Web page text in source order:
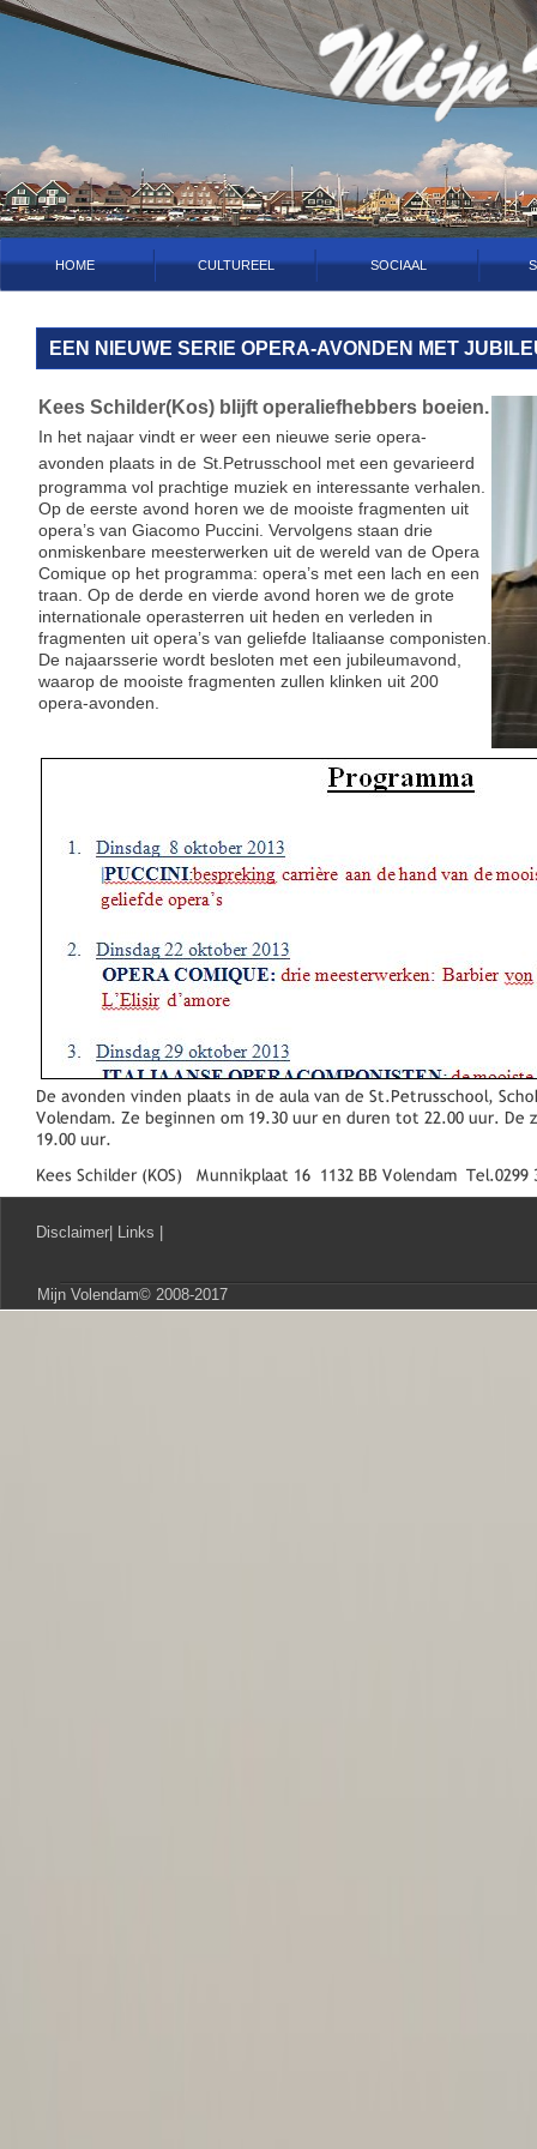
Disclaimer Links
Mijn Volendam© 2008-2017
HOME CULTUREEL SOCIAAL
HOME CULTUREEL SOCIAAL
EEN NIEUWE SERIE OPERA-AVONDEN MET
Kees Schilder(Kos) blijft operaliefhebbers boeien.
In het najaar vindt er weer een nieuwe serie opera-
avonden plaats in de St.Petrusschool met een gevarieerd
programma vol prachtige muziek en interessante verhalen.
Op de eerste avond horen we de mooiste fragmenten uit
opera’s van Giacomo Puccini. Vervolgens staan drie
onmiskenbare meesterwerken uit de wereld van de Opera
Comique op het programma: opera’s met een lach en een
traan. Op de derde en vierde avond horen we de grote
internationale operasterren uit heden en verleden in
fragmenten uit opera’s van geliefde Italiaanse componisten.
De najaarsserie wordt besloten met een jubileumavond,
waarop de mooiste fragmenten zullen klinken uit 200
opera-avonden.